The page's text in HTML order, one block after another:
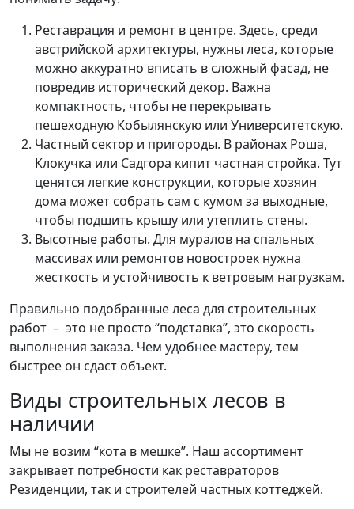
Реставрация и ремонт в центре. Здесь, среди
австрийской архитектуры, нужны леса, которые
можно аккуратно вписать в сложный фасад, не
повредив исторический декор. Важна
компактность, чтобы не перекрывать
пешеходную Кобылянскую или Университетскую.
Частный сектор и пригороды. В районах Роша,
Клокучка или Садгора кипит частная стройка. Тут
ценятся легкие конструкции, которые хозяин
дома может собрать сам с кумом за выходные,
чтобы подшить крышу или утеплить стены.
Высотные работы. Для муралов на спальных
массивах или ремонтов новостроек нужна
жесткость и устойчивость к ветровым нагрузкам.
Правильно подобранные леса для строительных
работ – это не просто “подставка”, это скорость
выполнения заказа. Чем удобнее мастеру, тем
быстрее он сдаст объект.
Виды строительных лесов в
наличии
Мы не возим “кота в мешке”. Наш ассортимент
закрывает потребности как реставраторов
Резиденции, так и строителей частных коттеджей.